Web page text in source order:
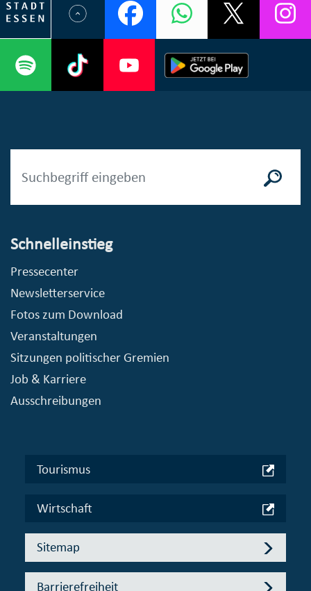
Schnelleinstieg
Pressecenter
Newsletterservice
Fotos zum Download
Veranstaltungen
Sitzungen politischer Gremien
Job & Karriere
Ausschreibungen
Tourismus
Wirtschaft
Sitemap
Barrierefreiheit